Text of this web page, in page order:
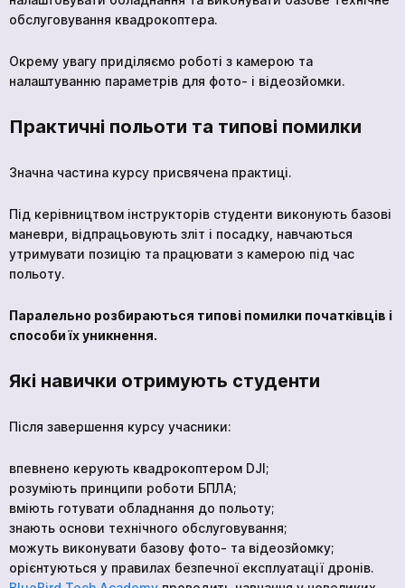
обслуговування квадрокоптера.
Окрему увагу приділяємо роботі з камерою та
налаштуванню параметрів для фото- і відеозйомки.
Практичні польоти та типові помилки
Значна частина курсу присвячена практиці.
Під керівництвом інструкторів студенти виконують базові
маневри, відпрацьовують зліт і посадку, навчаються
утримувати позицію та працювати з камерою під час
польоту.
Паралельно розбираються типові помилки початківців і
способи їх уникнення.
Які навички отримують студенти
Після завершення курсу учасники:
впевнено керують квадрокоптером DJI;
розуміють принципи роботи БПЛА;
вміють готувати обладнання до польоту;
знають основи технічного обслуговування;
можуть виконувати базову фото- та відеозйомку;
орієнтуються у правилах безпечної експлуатації дронів.
+380 96 909 5032
Відправити
Ми в соціальних мережах
Ваша заявка прийнята
Продовжити перегляд